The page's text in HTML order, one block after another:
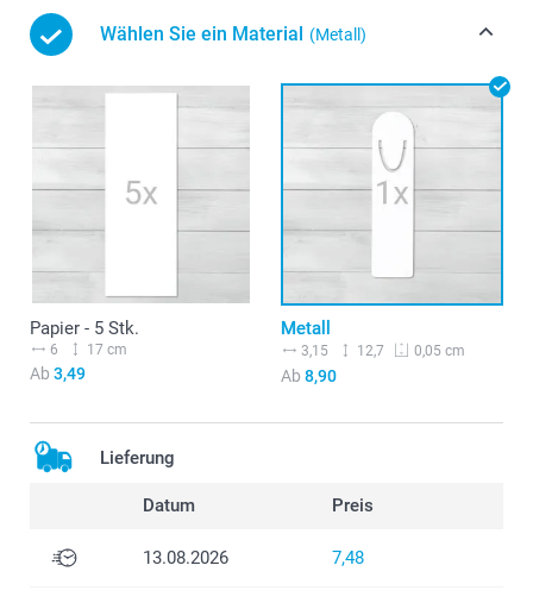
Wählen Sie ein Material (Metall)
Papier - 5 Stk.
6 17 cm
Ab 3,49
Metall
3,15 12,7 0,05 cm
Ab 8,90
Lieferung
Datum Preis
13.08.2026 7,48